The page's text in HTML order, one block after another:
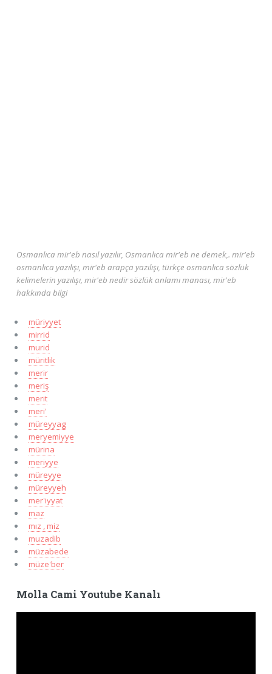
Osmanlıca mir'eb nasıl yazılır, Osmanlıca mir'eb ne demek,. mir'eb
osmanlıca yazılışı, mir'eb arapça yazılışı, türkçe osmanlıca sözlük
kelimelerin yazılışı, mir'eb nedir sözlük anlamı manası, mir'eb
hakkında bilgi
müriyyet
mirrid
murid
müritlik
merir
meriş
merit
meri'
müreyyag
meryemiyye
mürina
meriyye
müreyye
müreyyeh
mer'iyyat
maz
mız , miz
muzadib
müzabede
müze'ber
Molla Cami Youtube Kanalı